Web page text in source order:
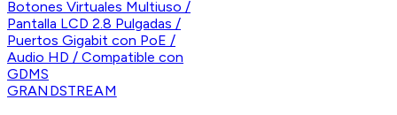
GRANDSTREAM